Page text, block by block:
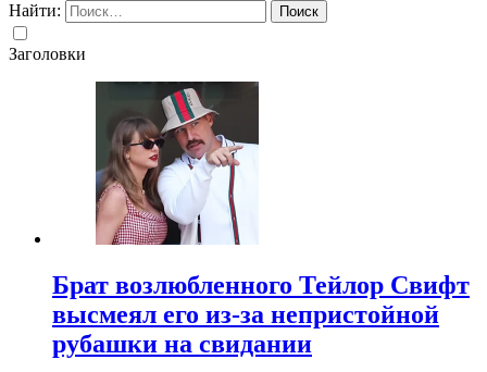
Найти:
Заголовки
Брат возлюбленного Тейлор Свифт
высмеял его из-за непристойной
рубашки на свидании